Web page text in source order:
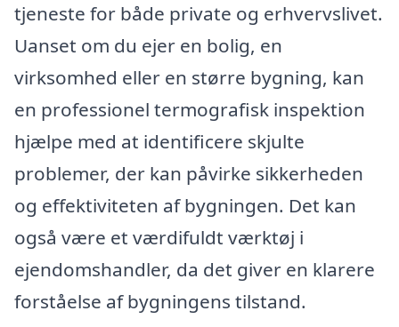
tjeneste for både private og erhvervslivet.
Uanset om du ejer en bolig, en
virksomhed eller en større bygning, kan
en professionel termografisk inspektion
hjælpe med at identificere skjulte
problemer, der kan påvirke sikkerheden
og effektiviteten af bygningen. Det kan
også være et værdifuldt værktøj i
ejendomshandler, da det giver en klarere
forståelse af bygningens tilstand.